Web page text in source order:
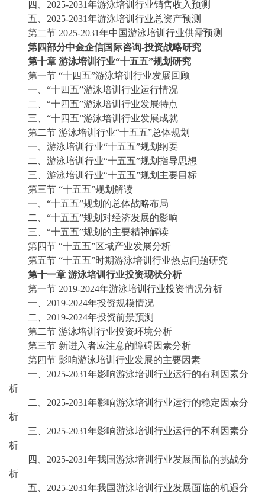
四、 2025-2031年游泳培训行业销售收入预测
五、 2025-2031年游泳培训行业总资产预测
第二节 2025-2031年中国游泳培训行业供需预测
第四部分中金企信国际咨询-投资战略研究
第十章 游泳培训行业“十五五”规划研究
第一节 “十四五”游泳培训行业发展回顾
一、 “十四五”游泳培训行业运行情况
二、 “十四五”游泳培训行业发展特点
三、 “十四五”游泳培训行业发展成就
第二节 游泳培训行业“十五五”总体规划
一、游泳培训行业“十五五”规划纲要
二、游泳培训行业“十五五”规划指导思想
三、游泳培训行业“十五五”规划主要目标
第三节 “十五五”规划解读
一、 “十五五”规划的总体战略布局
二、 “十五五”规划对经济发展的影响
三、 “十五五”规划的主要精神解读
第四节 “十五五”区域产业发展分析
第五节 “十五五”时期游泳培训行业热点问题研究
第十一章 游泳培训行业投资现状分析
第一节 2019-2024年游泳培训行业投资情况分析
一、 2019-2024年投资规模情况
二、 2019-2024年投资前景预测
第二节 游泳培训行业投资环境分析
第三节 新进入者应注意的障碍因素分析
第四节 影响游泳培训行业发展的主要因素
一、 2025-2031年影响游泳培训行业运行的有利因素分
析
二、 2025-2031年影响游泳培训行业运行的稳定因素分
析
三、 2025-2031年影响游泳培训行业运行的不利因素分
析
四、 2025-2031年我国游泳培训行业发展面临的挑战分
析
五、 2025-2031年我国游泳培训行业发展面临的机遇分